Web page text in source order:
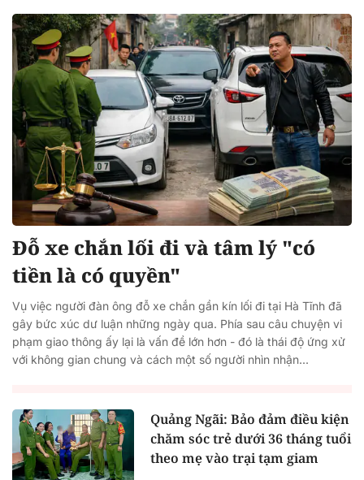
Đỗ xe chắn lối đi và tâm lý "có
tiền là có quyền"
Vụ việc người đàn ông đỗ xe chắn gần kín lối đi tại Hà Tĩnh đã
gây bức xúc dư luận những ngày qua. Phía sau câu chuyện vi
phạm giao thông ấy lại là vấn đề lớn hơn - đó là thái độ ứng xử
với không gian chung và cách một số người nhìn nhận...
Quảng Ngãi: Bảo đảm điều kiện
chăm sóc trẻ dưới 36 tháng tuổi
theo mẹ vào trại tạm giam